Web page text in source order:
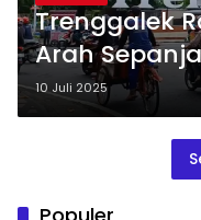
Trenggalek
Arah
Soedirman
10 Juli 2025